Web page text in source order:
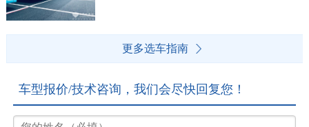
更多选车指南
车型报价/技术咨询，我们会尽快回复您！